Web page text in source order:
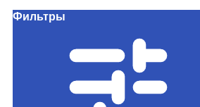
Фильтры